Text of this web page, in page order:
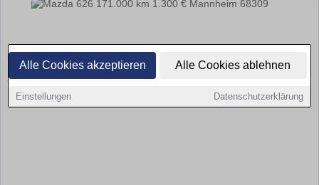
Alle Cookies akzeptieren Alle Cookies ablehnen
Einstellungen Datenschutzerklärung